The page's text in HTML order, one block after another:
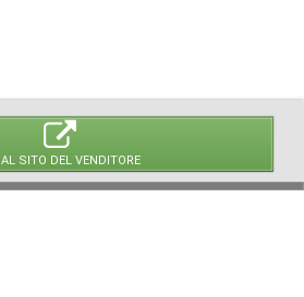
SITO DEL VENDITORE